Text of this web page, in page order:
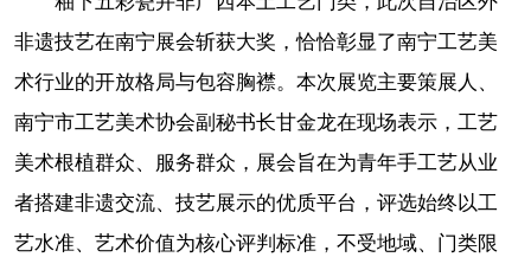
非遗技艺在南宁展会斩获大奖，恰恰彰显了南宁工艺美
术行业的开放格局与包容胸襟。本次展览主要策展人、
南宁市工艺美术协会副秘书长甘金龙在现场表示，工艺
美术根植群众、服务群众，展会旨在为青年手工艺从业
者搭建非遗交流、技艺展示的优质平台，评选始终以工
艺水准、艺术价值为核心评判标准，不受地域、门类限